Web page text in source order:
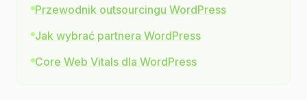
Przewodnik outsourcingu WordPress
Jak wybrać partnera WordPress
Core Web Vitals dla WordPress